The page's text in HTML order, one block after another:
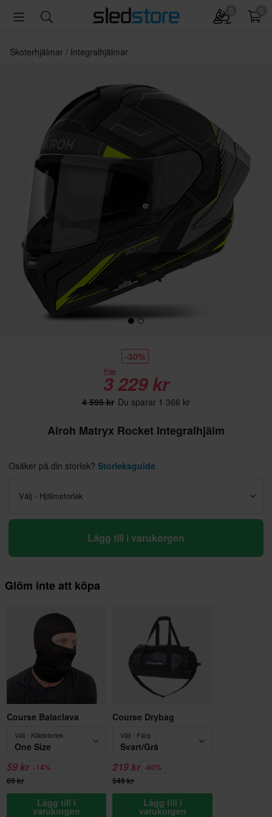
Skoterhjälmar Integralhjälmar
-30%
Från
3 229 kr
4 595 kr Du sparar 1 366 kr
Airoh Matryx Rocket Integralhjälm
Osäker på din storlek? Storleksguide
Välj - Hjälmstorlek
Lägg till i varukorgen
Glöm inte att köpa
Course Balaclava
Välj - Klädstorlek
One Size
59 kr -14%
69 kr
Lägg till i
varukorgen
Course Drybag
Välj - Färg
Svart/Grå
219 kr -60%
549 kr
Lägg till i
varukorgen